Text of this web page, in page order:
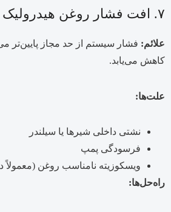
۷. افت فشار روغن هیدرولیک
علائم: فشار سیستم از حد مجاز پایین‌تر
کاهش می‌یابد.
علت‌ها:
نشتی داخلی شیرها یا سیلندر
فرسودگی پمپ
ویسکوزیته نامناسب روغن (معمولاً در
راه‌حل‌ها: